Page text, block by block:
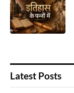
Latest Posts